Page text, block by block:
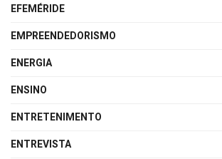
EFEMÉRIDE
EMPREENDEDORISMO
ENERGIA
ENSINO
ENTRETENIMENTO
ENTREVISTA